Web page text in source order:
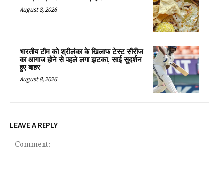
August 8, 2026
भारतीय टीम को श्रीलंका के खिलाफ टेस्ट सीरीज
का आगाज होने से पहले लगा झटका, साई सुदर्शन
हुए बाहर
August 8, 2026
LEAVE A REPLY